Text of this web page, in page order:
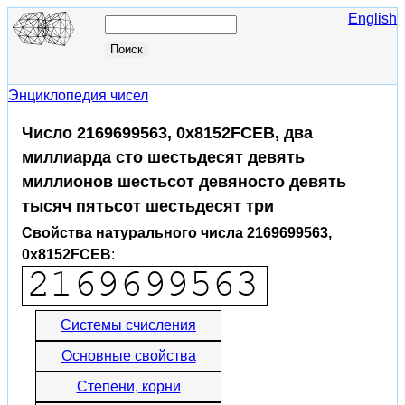
English
Энциклопедия чисел
Число 2169699563, 0x8152FCEB, два
миллиарда сто шестьдесят девять
миллионов шестьсот девяносто девять
тысяч пятьсот шестьдесят три
Свойства натурального числа 2169699563,
0x8152FCEB:
Системы счисления
Основные свойства
Степени, корни